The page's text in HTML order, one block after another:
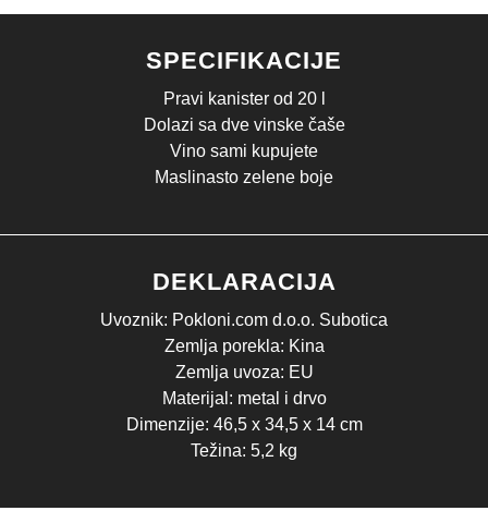
SPECIFIKACIJE
Pravi kanister od 20 l
Dolazi sa dve vinske čaše
Vino sami kupujete
Maslinasto zelene boje
DEKLARACIJA
Uvoznik: Pokloni.com d.o.o. Subotica
Zemlja porekla: Kina
Zemlja uvoza: EU
Materijal: metal i drvo
Dimenzije: 46,5 x 34,5 x 14 cm
Težina: 5,2 kg